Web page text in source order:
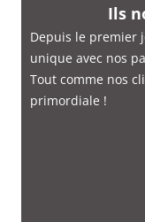
Ils
Depuis le premier
unique avec nos
Tout comme nos
primordiale !